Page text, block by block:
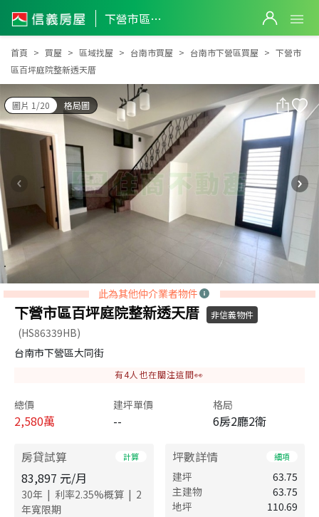
下營市區百坪庭院整新透天厝
下營市區百坪庭院整新透天厝
首頁 買屋 區域找屋 台南市買屋 台南市下營區買屋
下營市
區百坪庭院整新透天厝
圖片 1/20 格局圖
此為其他仲介業者物件
下營市區百坪庭院整新透天厝 非信義物件
(HS86339HB)
台南市下營區大同街
有4人也在關注這間👀
總價
2,580萬
建坪單價
--
格局
6房2廳2衛
房貸試算 計算
83,897 元/月
30年 | 利率2.35%概算 | 2
年寬限期
坪數詳情 細項
建坪
63.75
主建物
63.75
地坪
110.69